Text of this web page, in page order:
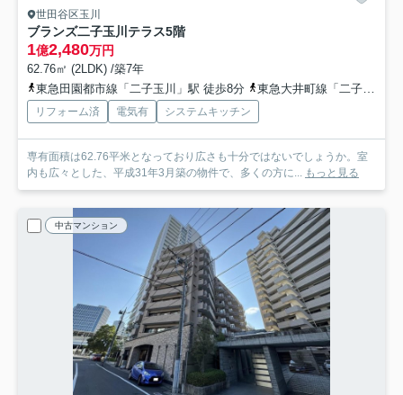
世田谷区玉川
ブランズ二子玉川テラス5階
1億2,480万円
62.76㎡ (2LDK) /築7年
東急田園都市線「二子玉川」駅 徒歩8分
東急大井町線「二子玉川」駅 徒歩8分
リフォーム済 電気有 システムキッチン
専有面積は62.76平米となっており広さも十分ではないでしょうか。室
内も広々とした、平成31年3月築の物件で、多くの方に...
もっと見る
中古マンション